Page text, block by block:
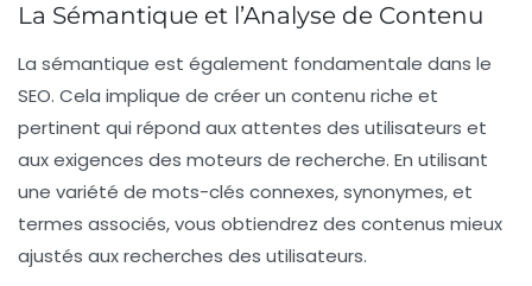
La Sémantique et l’Analyse de Contenu
La sémantique est également fondamentale dans le
SEO. Cela implique de créer un contenu riche et
pertinent qui répond aux attentes des utilisateurs et
aux exigences des moteurs de recherche. En utilisant
une variété de mots-clés connexes, synonymes, et
termes associés, vous obtiendrez des contenus mieux
ajustés aux recherches des utilisateurs.